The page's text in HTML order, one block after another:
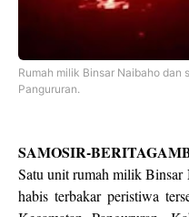
Rumah milik Binsar Naibaho dan
Pangururan.
SAMOSIR-
Satu unit rumah milik
habis terbakar peristiwa